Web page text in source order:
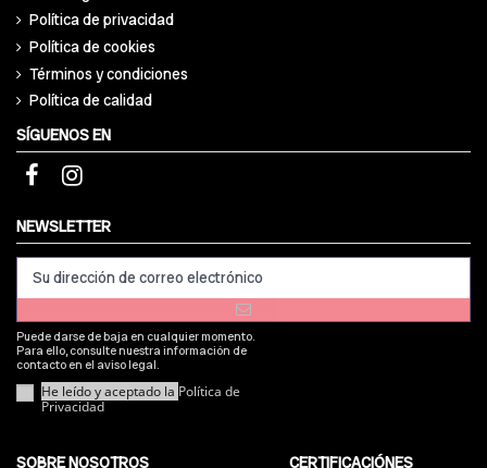
Política de privacidad
Política de cookies
Términos y condiciones
Política de calidad
SÍGUENOS EN
NEWSLETTER
Puede darse de baja en cualquier momento.
Para ello, consulte nuestra información de
contacto en el aviso legal.
He leído y aceptado la Política de
Privacidad
SOBRE NOSOTROS
CERTIFICACIÓNES